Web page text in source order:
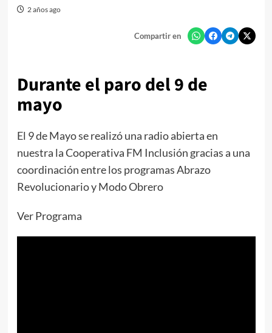
2 años ago
Compartir en
Durante el paro del 9 de
mayo
El 9 de Mayo se realizó una radio abierta en
nuestra la Cooperativa FM Inclusión gracias a una
coordinación entre los programas Abrazo
Revolucionario y Modo Obrero
Ver Programa